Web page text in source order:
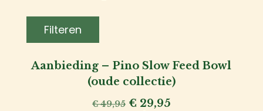
Filteren
Aanbieding – Pino Slow Feed Bowl
(oude collectie)
€49,95 Oorspronkelijke
€ 29,95Huidige